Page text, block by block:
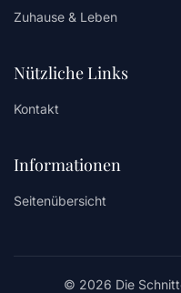
Zuhause & Leben
Nützliche Links
Kontakt
Informationen
Seitenübersicht
© 2026 Die